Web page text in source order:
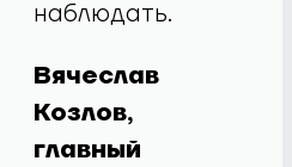
наблюдать.
Вячеслав
Козлов,
главный